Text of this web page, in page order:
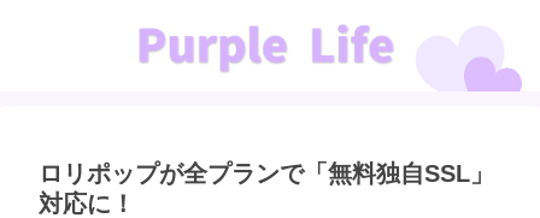
ロリポップが全プランで「無料独自SSL」
対応に！